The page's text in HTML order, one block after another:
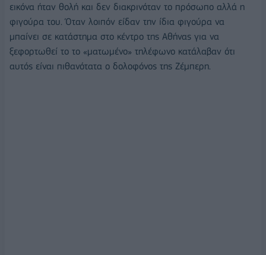
εικόνα ήταν θολή και δεν διακρινόταν το πρόσωπο αλλά η
φιγούρα του. Όταν λοιπόν είδαν την ίδια φιγούρα να
μπαίνει σε κατάστημα στο κέντρο της Αθήνας για να
ξεφορτωθεί το το «ματωμένο» τηλέφωνο κατάλαβαν ότι
αυτός είναι πιθανότατα ο δολοφόνος της Ζέμπερη.